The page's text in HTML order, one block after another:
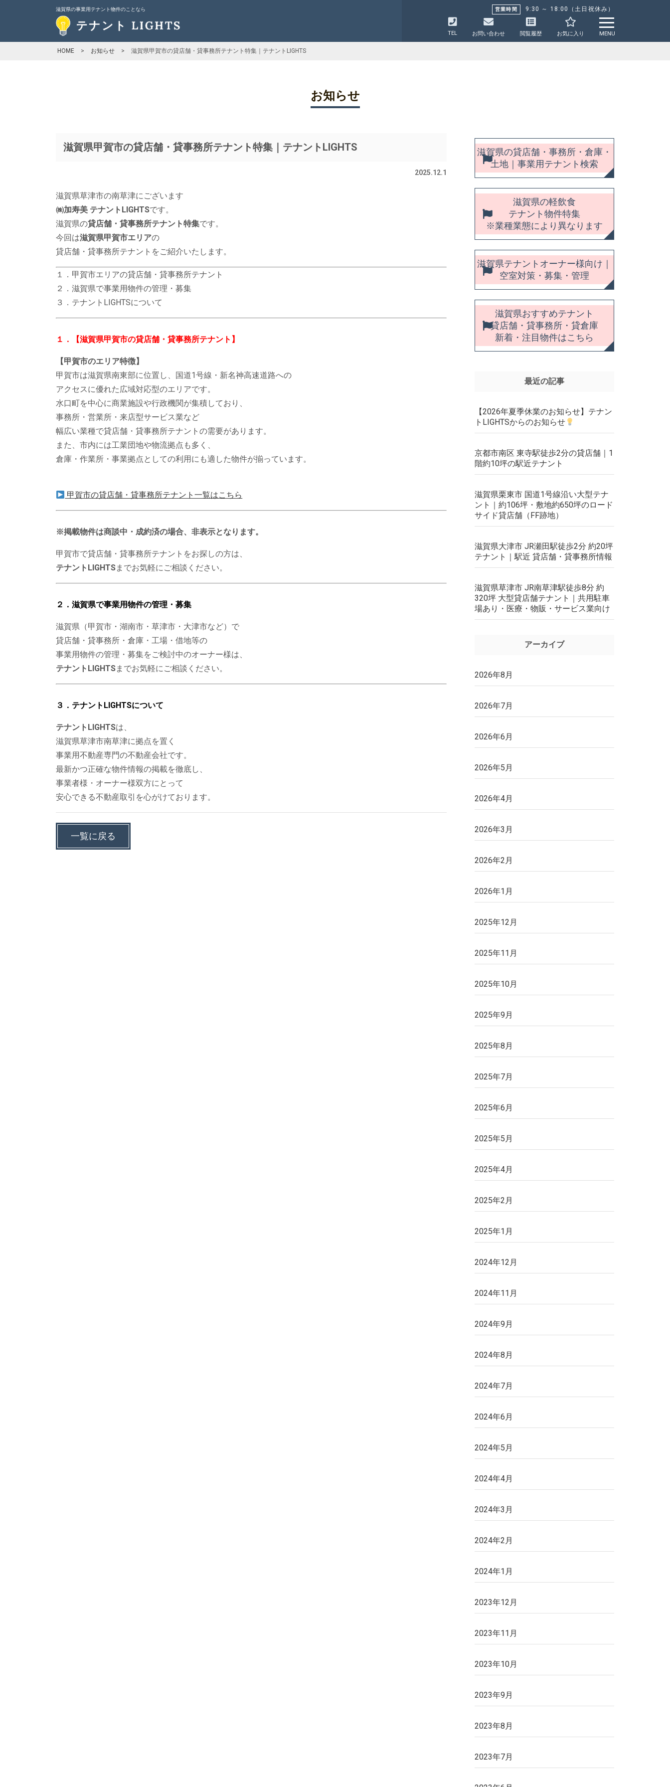
滋賀県の事業用テナント物件のことなら 営業時間 9:30 ～ 18:00（土日祝休み）
TEL お問い合わせ 閲覧履歴 お気に入り MENU
HOME > お知らせ > 滋賀県甲賀市の貸店舗・貸事務所テナント特集｜テナントLIGHTS
お知らせ
滋賀県甲賀市の貸店舗・貸事務所テナント特集｜テナントLIGHTS
2025.12.1
滋賀県草津市の南草津にございます
㈱加寿美 テナントLIGHTSです。
滋賀県の貸店舗・貸事務所テナント特集です。
今回は滋賀県甲賀市エリアの
貸店舗・貸事務所テナントをご紹介いたします。
１．甲賀市エリアの貸店舗・貸事務所テナント
２．滋賀県で事業用物件の管理・募集
３．テナントLIGHTSについて
１．【滋賀県甲賀市の貸店舗・貸事務所テナント】
【甲賀市のエリア特徴】
甲賀市は滋賀県南東部に位置し、国道1号線・新名神高速道路への
アクセスに優れた広域対応型のエリアです。
水口町を中心に商業施設や行政機関が集積しており、
事務所・営業所・来店型サービス業など
幅広い業種で貸店舗・貸事務所テナントの需要があります。
また、市内には工業団地や物流拠点も多く、
倉庫・作業所・事業拠点としての利用にも適した物件が揃っています。
甲賀市の貸店舗・貸事務所テナント一覧はこちら
※掲載物件は商談中・成約済の場合、非表示となります。
甲賀市で貸店舗・貸事務所テナントをお探しの方は、
テナントLIGHTSまでお気軽にご相談ください。
２．滋賀県で事業用物件の管理・募集
滋賀県（甲賀市・湖南市・草津市・大津市など）で
貸店舗・貸事務所・倉庫・工場・借地等の
事業用物件の管理・募集をご検討中のオーナー様は、
テナントLIGHTSまでお気軽にご相談ください。
３．テナントLIGHTSについて
テナントLIGHTSは、
滋賀県草津市南草津に拠点を置く
事業用不動産専門の不動産会社です。
最新かつ正確な物件情報の掲載を徹底し、
事業者様・オーナー様双方にとって
安心できる不動産取引を心がけております。
一覧に戻る
滋賀県の貸店舗・事務所・倉庫・
土地｜事業用テナント検索
滋賀県の軽飲食
テナント物件特集
※業種業態により異なります
滋賀県テナントオーナー様向け｜
空室対策・募集・管理
滋賀県おすすめテナント
貸店舗・貸事務所・貸倉庫
新着・注目物件はこちら
最近の記事
【2026年夏季休業のお知らせ】テナン
トLIGHTSからのお知らせ
京都市南区 東寺駅徒歩2分の貸店舗｜1
階約10坪の駅近テナント
滋賀県栗東市 国道1号線沿い大型テナ
ント｜約106坪・敷地約650坪のロード
サイド貸店舗（FF跡地）
滋賀県大津市 JR瀬田駅徒歩2分 約20坪
テナント｜駅近 貸店舗・貸事務所情報
滋賀県草津市 JR南草津駅徒歩8分 約
320坪 大型貸店舗テナント｜共用駐車
場あり・医療・物販・サービス業向け
アーカイブ
2026年8月
2026年7月
2026年6月
2026年5月
2026年4月
2026年3月
2026年2月
2026年1月
2025年12月
2025年11月
2025年10月
2025年9月
2025年8月
2025年7月
2025年6月
2025年5月
2025年4月
2025年2月
2025年1月
2024年12月
2024年11月
2024年9月
2024年8月
2024年7月
2024年6月
2024年5月
2024年4月
2024年3月
2024年2月
2024年1月
2023年12月
2023年11月
2023年10月
2023年9月
2023年8月
2023年7月